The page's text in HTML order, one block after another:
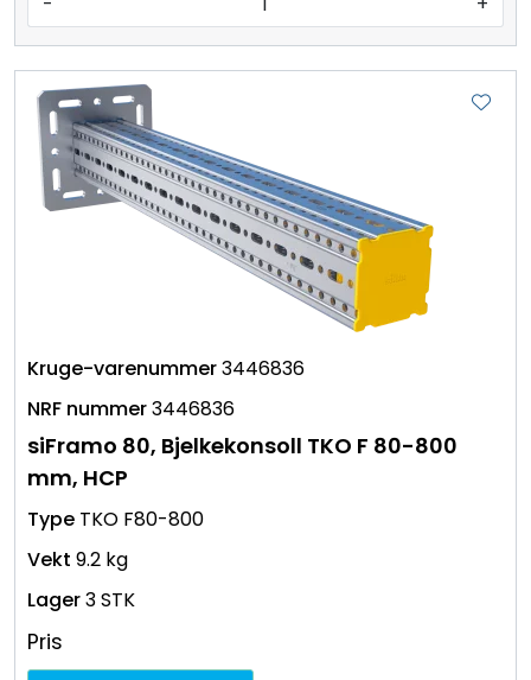
3446836
3446836
siFramo 80, Bjelkekonsoll TKO F 80-800
mm, HCP
TKO F80-800
9.2 kg
3 STK
Pris